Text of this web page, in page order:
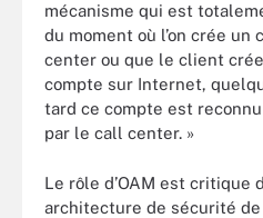
mécanisme qui est
du moment où l’on crée un
center ou que le client
compte sur Internet,
tard ce compte est
par le call center. »
Le rôle d’OAM est critique
architecture de sécurité de